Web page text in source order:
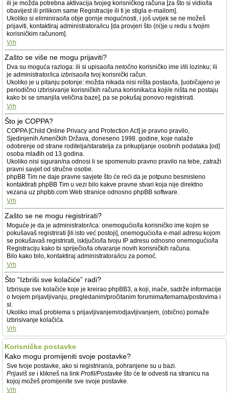
ili je možda potrebna aktivacija tvojeg korisničkog računa [za što si vidio/la
obavijest ili prilikom same Registracije ili ti je stigla e-mailom].
Ukoliko si eliminirao/la obje gornje mogućnosti, i još uvijek se ne možeš
prijaviti, kontaktiraj administratora/icu [da provjeri što (ni)je u redu s tvojim
korisničkim računom].
Vrh
Zašto se više ne mogu prijaviti?
Dva su moguća razloga: ili si upisao/la netočno korisničko ime i/ili lozinku; ili
je administrator/ica izbrisao/la tvoj korisnički račun.
Ukoliko je u pitanju potonje: možda nikada nisi ništa postao/la, [uobičajeno je
periodično izbrisivanje korisničkih računa korisnika/ca koji/e ništa ne postaju
kako bi se smanjila veličina baze], pa se pokušaj ponovo registrirati.
Vrh
Što je COPPA?
COPPA [Child Online Privacy and Protection Act] je pravno pravilo,
Sjedinjenih Američkih Država, doneseno 1998. godine, koje nalaže
odobrenje od strane roditelja/staratelja za prikupljanje osobnih podataka [od]
osoba mlađih od 13 godina.
Ukoliko nisi siguran/na odnosi li se spomenuto pravno pravilo na tebe, zatraži
pravni savjet od stručne osobe.
phpBB Tim ne daje pravne savjete što će reći da je potpuno besmisleno
kontaktirati phpBB Tim u vezi bilo kakve pravne stvari koja nije direktno
vezana uz phpbb.com Web stranice odnosno phpBB software.
Vrh
Zašto se ne mogu registrirati?
Moguće je da je administrator/ica: onemogućio/la korisničko ime kojim se
pokušavaš registrirati [ili isto već postoji], onemogućio/la e-mail adresu kojom
se pokušavaš registrirati, isključio/la tvoju IP adresu odnosno onemogućio/la
Registraciju kako bi spriječio/la otvaranje novih korisničkih računa.
Bilo kako bilo, kontaktiraj administratora/icu za pomoć.
Vrh
Što “Izbriši sve kolačiće” radi?
Izbrisuje sve kolačiće koje je kreirao phpBB3, a koji, inače, sadrže informacije
o tvojem prijavljivanju, pregledanim/pročitanim forumima/temama/postovima i
sl.
Ukoliko imaš problema s prijavljivanjem/odjavljivanjem, (obično) pomaže
izbrisivanje kolačića.
Vrh
Korisničke postavke
Kako mogu promijeniti svoje postavke?
Sve tvoje postavke, ako si registriran/a, pohranjene su u bazi.
Prijaviš se i klikneš na link Profil/Postavke što će te odvesti na stranicu na
kojoj možeš promijenite sve svoje postavke.
Vrh